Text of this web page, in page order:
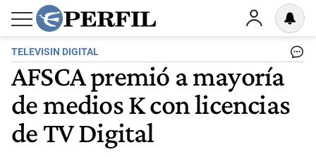
TELEVISIN DIGITAL
AFSCA premió a mayoría
de medios K con licencias
de TV Digital